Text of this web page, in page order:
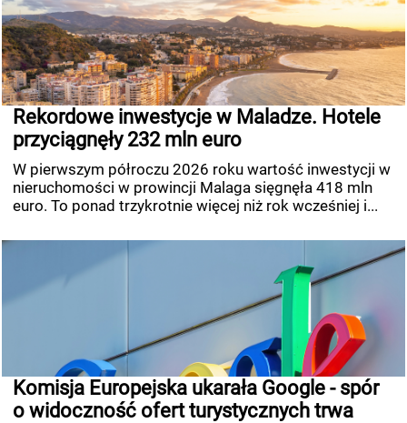
Rekordowe inwestycje w Maladze. Hotele
przyciągnęły 232 mln euro
W pierwszym półroczu 2026 roku wartość inwestycji w
nieruchomości w prowincji Malaga sięgnęła 418 mln
euro. To ponad trzykrotnie więcej niż rok wcześniej i...
Komisja Europejska ukarała Google - spór
o widoczność ofert turystycznych trwa